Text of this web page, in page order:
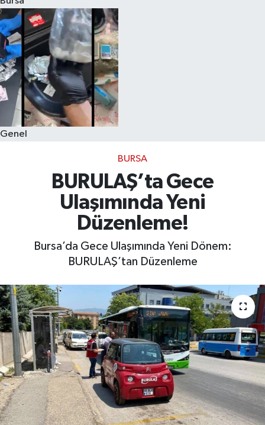
Genel
BURSA
BURULAŞ’ta Gece
Ulaşımında Yeni
Düzenleme!
Bursa’da Gece Ulaşımında Yeni Dönem:
BURULAŞ’tan Düzenleme
Eğitim
Sağlık
Dünya
Magazin
Kültür & Sanat
Teknoloji
Bilim, Teknoloji